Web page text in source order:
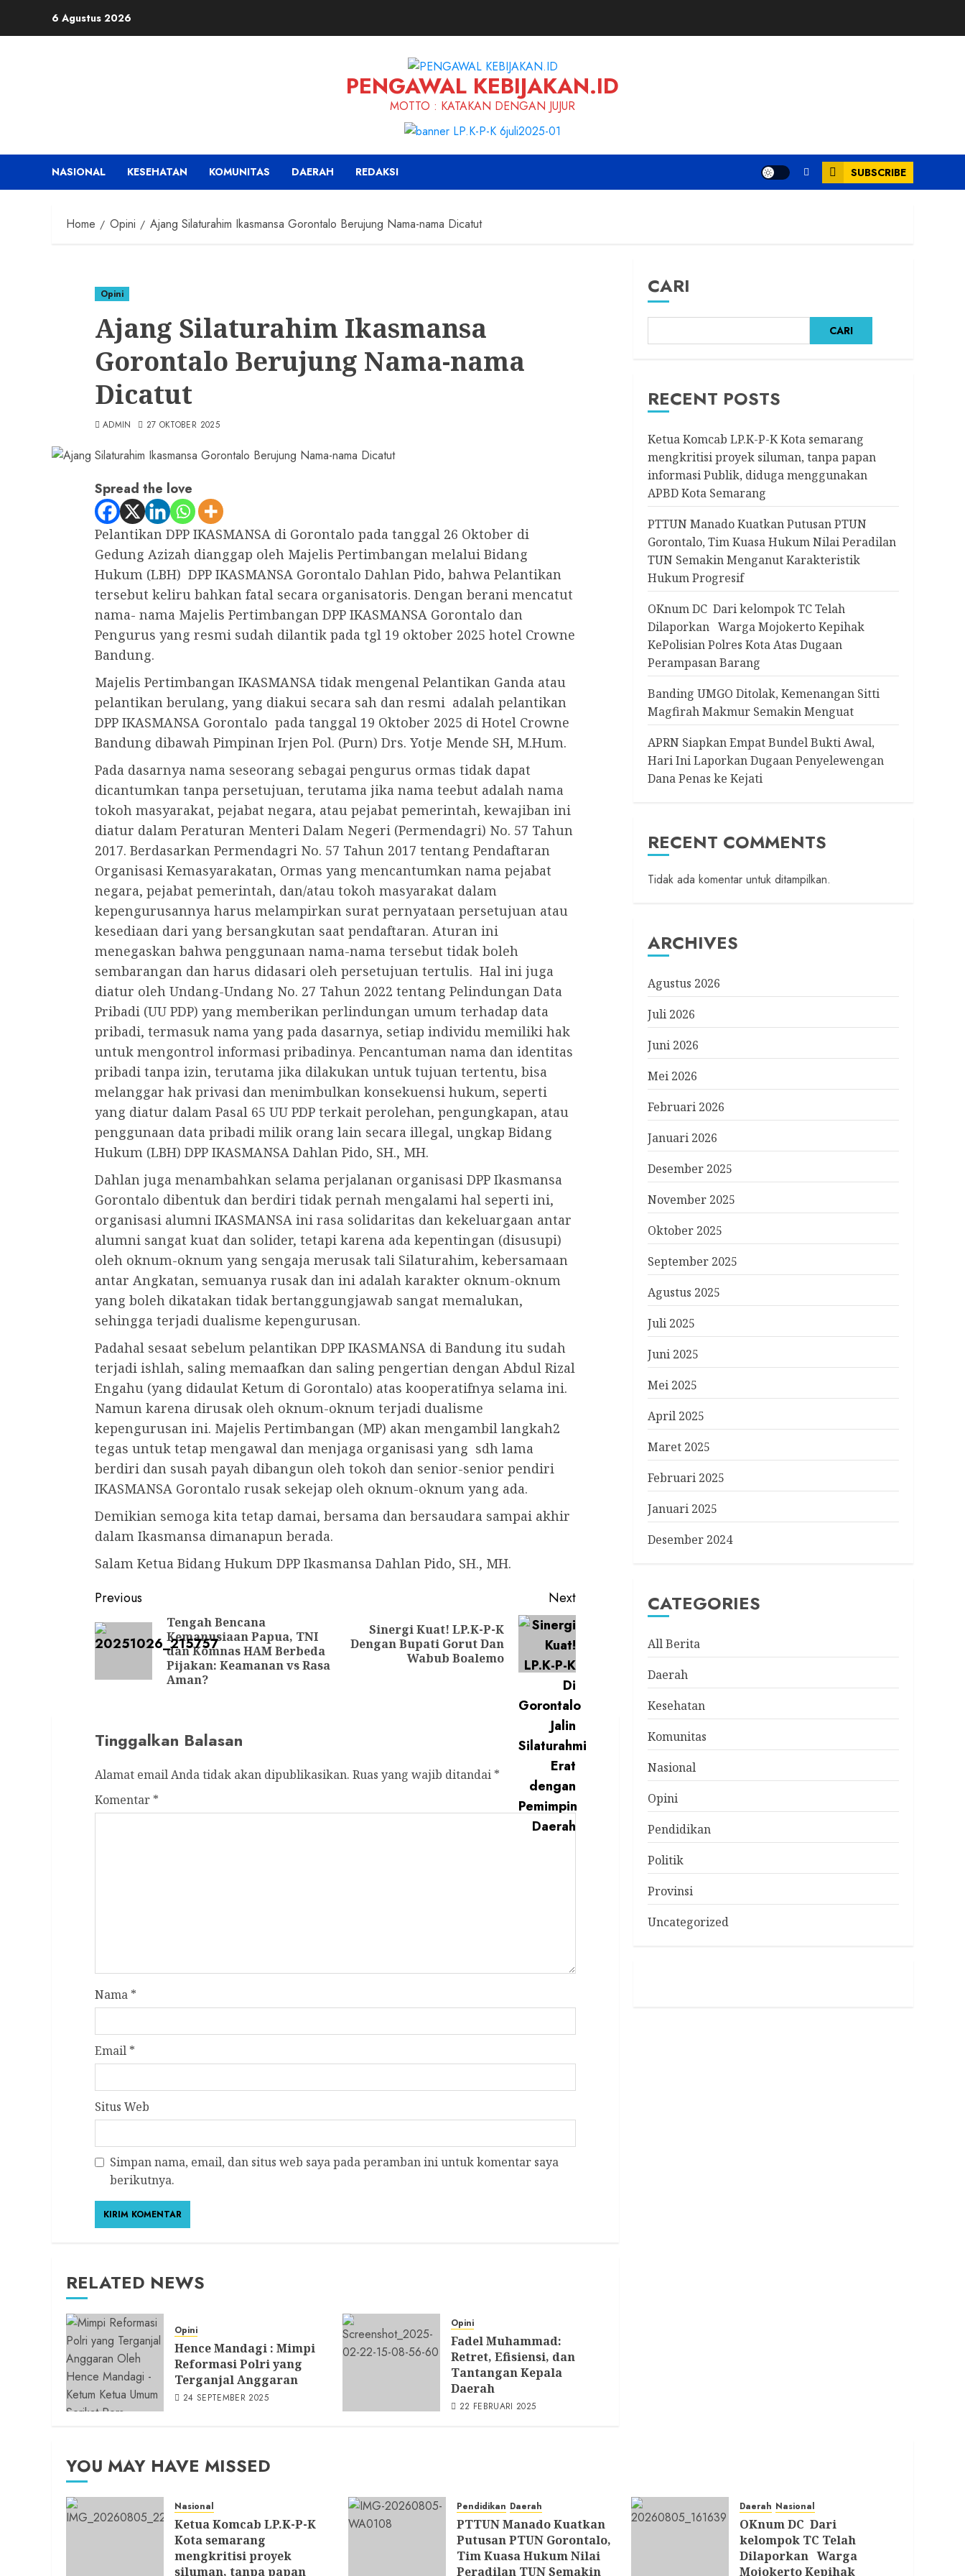
6 Agustus 2026
PENGAWAL KEBIJAKAN.ID
MOTTO : KATAKAN DENGAN JUJUR
NASIONAL KESEHATAN KOMUNITAS DAERAH REDAKSI SUBSCRIBE
Home Opini Ajang Silaturahim Ikasmansa Gorontalo Berujung Nama-nama Dicatut
Opini
Ajang Silaturahim Ikasmansa
Gorontalo Berujung Nama-nama
Dicatut
ADMIN 27 OKTOBER 2025
Spread the love
Pelantikan DPP IKASMANSA di Gorontalo pada tanggal 26 Oktober di
Gedung Azizah dianggap oleh Majelis Pertimbangan melalui Bidang
Hukum (LBH) DPP IKASMANSA Gorontalo Dahlan Pido, bahwa Pelantikan
tersebut keliru bahkan fatal secara organisatoris. Dengan berani mencatut
nama- nama Majelis Pertimbangan DPP IKASMANSA Gorontalo dan
Pengurus yang resmi sudah dilantik pada tgl 19 oktober 2025 hotel Crowne
Bandung.
Majelis Pertimbangan IKASMANSA tidak mengenal Pelantikan Ganda atau
pelantikan berulang, yang diakui secara sah dan resmi adalah pelantikan
DPP IKASMANSA Gorontalo pada tanggal 19 Oktober 2025 di Hotel Crowne
Bandung dibawah Pimpinan Irjen Pol. (Purn) Drs. Yotje Mende SH, M.Hum.
Pada dasarnya nama seseorang sebagai pengurus ormas tidak dapat
dicantumkan tanpa persetujuan, terutama jika nama teebut adalah nama
tokoh masyarakat, pejabat negara, atau pejabat pemerintah, kewajiban ini
diatur dalam Peraturan Menteri Dalam Negeri (Permendagri) No. 57 Tahun
2017. Berdasarkan Permendagri No. 57 Tahun 2017 tentang Pendaftaran
Organisasi Kemasyarakatan, Ormas yang mencantumkan nama pejabat
negara, pejabat pemerintah, dan/atau tokoh masyarakat dalam
kepengurusannya harus melampirkan surat pernyataan persetujuan atau
kesediaan dari yang bersangkutan saat pendaftaran. Aturan ini
menegaskan bahwa penggunaan nama-nama tersebut tidak boleh
sembarangan dan harus didasari oleh persetujuan tertulis. Hal ini juga
diatur oleh Undang-Undang No. 27 Tahun 2022 tentang Pelindungan Data
Pribadi (UU PDP) yang memberikan perlindungan umum terhadap data
pribadi, termasuk nama yang pada dasarnya, setiap individu memiliki hak
untuk mengontrol informasi pribadinya. Pencantuman nama dan identitas
pribadi tanpa izin, terutama jika dilakukan untuk tujuan tertentu, bisa
melanggar hak privasi dan menimbulkan konsekuensi hukum, seperti
yang diatur dalam Pasal 65 UU PDP terkait perolehan, pengungkapan, atau
penggunaan data pribadi milik orang lain secara illegal, ungkap Bidang
Hukum (LBH) DPP IKASMANSA Dahlan Pido, SH., MH.
Dahlan juga menambahkan selama perjalanan organisasi DPP Ikasmansa
Gorontalo dibentuk dan berdiri tidak pernah mengalami hal seperti ini,
organisasi alumni IKASMANSA ini rasa solidaritas dan kekeluargaan antar
alumni sangat kuat dan solider, tetapi karena ada kepentingan (disusupi)
oleh oknum-oknum yang sengaja merusak tali Silaturahim, kebersamaan
antar Angkatan, semuanya rusak dan ini adalah karakter oknum-oknum
yang boleh dikatakan tidak bertanggungjawab sangat memalukan,
sehingga terjadi dualisme kepengurusan.
Padahal sesaat sebelum pelantikan DPP IKASMANSA di Bandung itu sudah
terjadi ishlah, saling memaafkan dan saling pengertian dengan Abdul Rizal
Engahu (yang didaulat Ketum di Gorontalo) atas kooperatifnya selama ini.
Namun karena dirusak oleh oknum-oknum terjadi dualisme
kepengurusan ini. Majelis Pertimbangan (MP) akan mengambil langkah2
tegas untuk tetap mengawal dan menjaga organisasi yang sdh lama
berdiri dan susah payah dibangun oleh tokoh dan senior-senior pendiri
IKASMANSA Gorontalo rusak sekejap oleh oknum-oknum yang ada.
Demikian semoga kita tetap damai, bersama dan bersaudara sampai akhir
dalam Ikasmansa dimanapun berada.
Salam Ketua Bidang Hukum DPP Ikasmansa Dahlan Pido, SH., MH.
Post
navigation
Previous
Previous
Tengah Bencana
Kemanusiaan Papua, TNI
dan Komnas HAM Berbeda
Pijakan: Keamanan vs Rasa
Aman?
Next
Next
Sinergi Kuat! LP.K-P-K
Dengan Bupati Gorut Dan
Wabub Boalemo
Tinggalkan Balasan
Alamat email Anda tidak akan dipublikasikan. Ruas yang wajib ditandai *
Komentar *
Nama *
Email *
Situs Web
Simpan nama, email, dan situs web saya pada peramban ini untuk komentar saya
berikutnya.
RELATED NEWS
Opini
Hence Mandagi : Mimpi
Reformasi Polri yang
Terganjal Anggaran
24 SEPTEMBER 2025
Opini
Fadel Muhammad:
Retret, Efisiensi, dan
Tantangan Kepala
Daerah
22 FEBRUARI 2025
CARI
CARI
RECENT POSTS
Ketua Komcab LP.K-P-K Kota semarang
mengkritisi proyek siluman, tanpa papan
informasi Publik, diduga menggunakan
APBD Kota Semarang
PTTUN Manado Kuatkan Putusan PTUN
Gorontalo, Tim Kuasa Hukum Nilai Peradilan
TUN Semakin Menganut Karakteristik
Hukum Progresif
OKnum DC Dari kelompok TC Telah
Dilaporkan Warga Mojokerto Kepihak
KePolisian Polres Kota Atas Dugaan
Perampasan Barang
Banding UMGO Ditolak, Kemenangan Sitti
Magfirah Makmur Semakin Menguat
APRN Siapkan Empat Bundel Bukti Awal,
Hari Ini Laporkan Dugaan Penyelewengan
Dana Penas ke Kejati
RECENT COMMENTS
Tidak ada komentar untuk ditampilkan.
ARCHIVES
Agustus 2026
Juli 2026
Juni 2026
Mei 2026
Februari 2026
Januari 2026
Desember 2025
November 2025
Oktober 2025
September 2025
Agustus 2025
Juli 2025
Juni 2025
Mei 2025
April 2025
Maret 2025
Februari 2025
Januari 2025
Desember 2024
CATEGORIES
All Berita
Daerah
Kesehatan
Komunitas
Nasional
Opini
Pendidikan
Politik
Provinsi
Uncategorized
YOU MAY HAVE MISSED
Nasional
Ketua Komcab LP.K-P-K
Kota semarang
mengkritisi proyek
siluman, tanpa papan
Pendidikan Daerah
PTTUN Manado Kuatkan
Putusan PTUN Gorontalo,
Tim Kuasa Hukum Nilai
Peradilan TUN Semakin
Daerah Nasional
OKnum DC Dari
kelompok TC Telah
Dilaporkan Warga
Mojokerto Kepihak